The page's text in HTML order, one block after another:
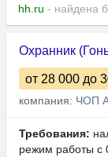
hh.ru - найдена
Охранник
от 28 000 до
компания: ЧОП
Требования:
режим работы с